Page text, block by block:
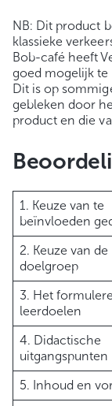
NB: Dit product
klassieke
Bob-café heeft
goed mogelijk te
Dit is op
gebleken door
product en die
1. Keuze van te
beïnvloeden
2. Keuze van de
doelgroep
3. Het
leerdoelen
4. Didactische
uitgangspunten
5. Inhoud en